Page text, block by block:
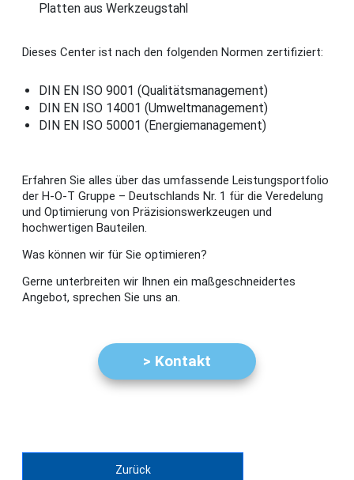
Platten aus Werkzeugstahl
Dieses Center ist nach den folgenden Normen zertifiziert:
DIN EN ISO 9001 (Qualitätsmanagement)
DIN EN ISO 14001 (Umweltmanagement)
DIN EN ISO 50001 (Energiemanagement)
Erfahren Sie alles über das umfassende Leistungsportfolio
der H-O-T Gruppe – Deutschlands Nr. 1 für die Veredelung
und Optimierung von Präzisionswerkzeugen und
hochwertigen Bauteilen.
Was können wir für Sie optimieren?
Gerne unterbreiten wir Ihnen ein maßgeschneidertes
Angebot, sprechen Sie uns an.
> Kontakt
Zurück